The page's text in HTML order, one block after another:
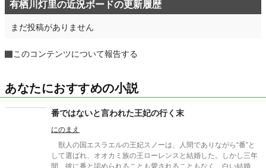
有栖川灯里の近況ボードの更新履歴
まだ投稿がありません
このコンテンツについて報告する
あなたにおすすめの小説
番ではないと言われた王妃の行く末
にのまえ
獣人の国エスラエルの王妃スノーは、人間でありながら“番”と
して選ばれ、オオカミ族の王ローレンスと結婚した。しかし三年
間、彼に番と認められることも愛されることもなく、白い結婚の